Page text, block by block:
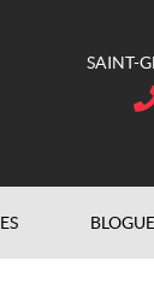
SAINT-
BLOGUE